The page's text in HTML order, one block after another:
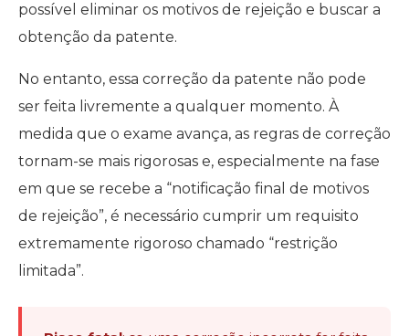
possível eliminar os motivos de rejeição e buscar a
obtenção da patente.
No entanto, essa correção da patente não pode
ser feita livremente a qualquer momento. À
medida que o exame avança, as regras de correção
tornam-se mais rigorosas e, especialmente na fase
em que se recebe a “notificação final de motivos
de rejeição”, é necessário cumprir um requisito
extremamente rigoroso chamado “restrição
limitada”.